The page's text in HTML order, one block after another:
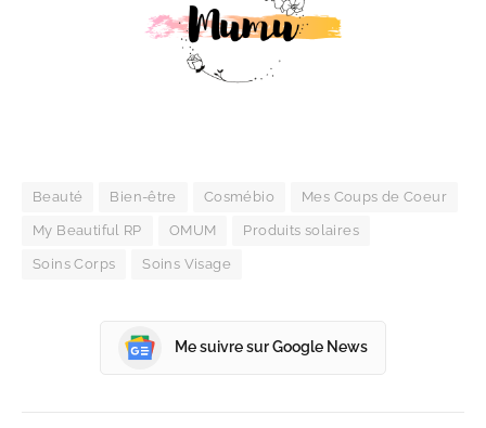
Beauté Bien-être Cosmébio Mes Coups de Coeur
My Beautiful RP OMUM Produits solaires
Soins Corps Soins Visage
Me suivre sur Google News